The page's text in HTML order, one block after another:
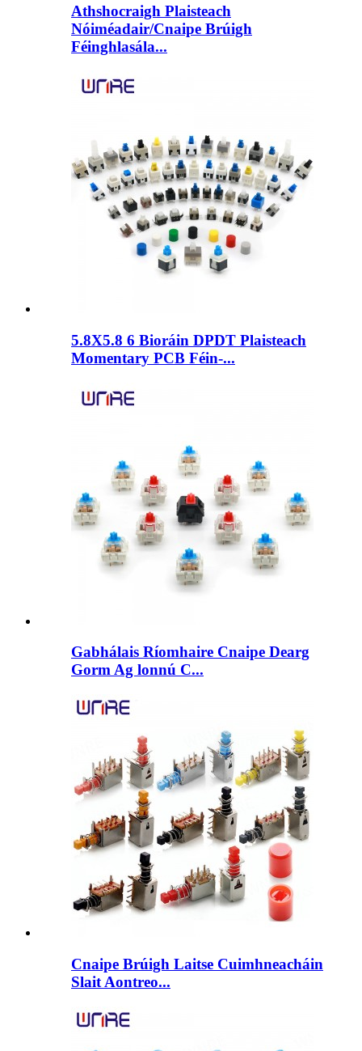
Athshocraigh Plaisteach
Nóiméadair/Cnaipe Brúigh
Féinghlasála...
5.8X5.8 6 Bioráin DPDT Plaisteach
Momentary PCB Féin-...
Gabhálais Ríomhaire Cnaipe Dearg
Gorm Ag lonnú C...
Cnaipe Brúigh Laitse Cuimhneacháin
Slait Aontreo...